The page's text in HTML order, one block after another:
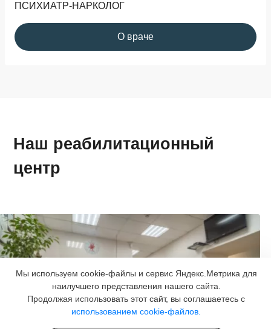
ПСИХИАТР-НАРКОЛОГ
О враче
Наш реабилитационный
центр
Мы используем cookie-файлы и сервис Яндекс.Метрика для
наилучшего представления нашего сайта.
Продолжая использовать этот сайт, вы соглашаетесь с
использованием cookie-файлов.